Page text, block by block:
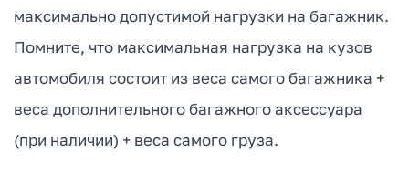
максимально допустимой нагрузки на багажник.
Помните, что максимальная нагрузка на кузов
автомобиля состоит из веса самого багажника +
веса дополнительного багажного аксессуара
(при наличии) + веса самого груза.